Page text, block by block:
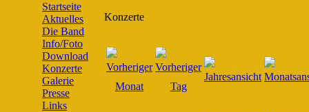
Startseite
Aktuelles
Die Band
Info/Foto
Download
Konzerte
Galerie
Presse
Links
Konzerte